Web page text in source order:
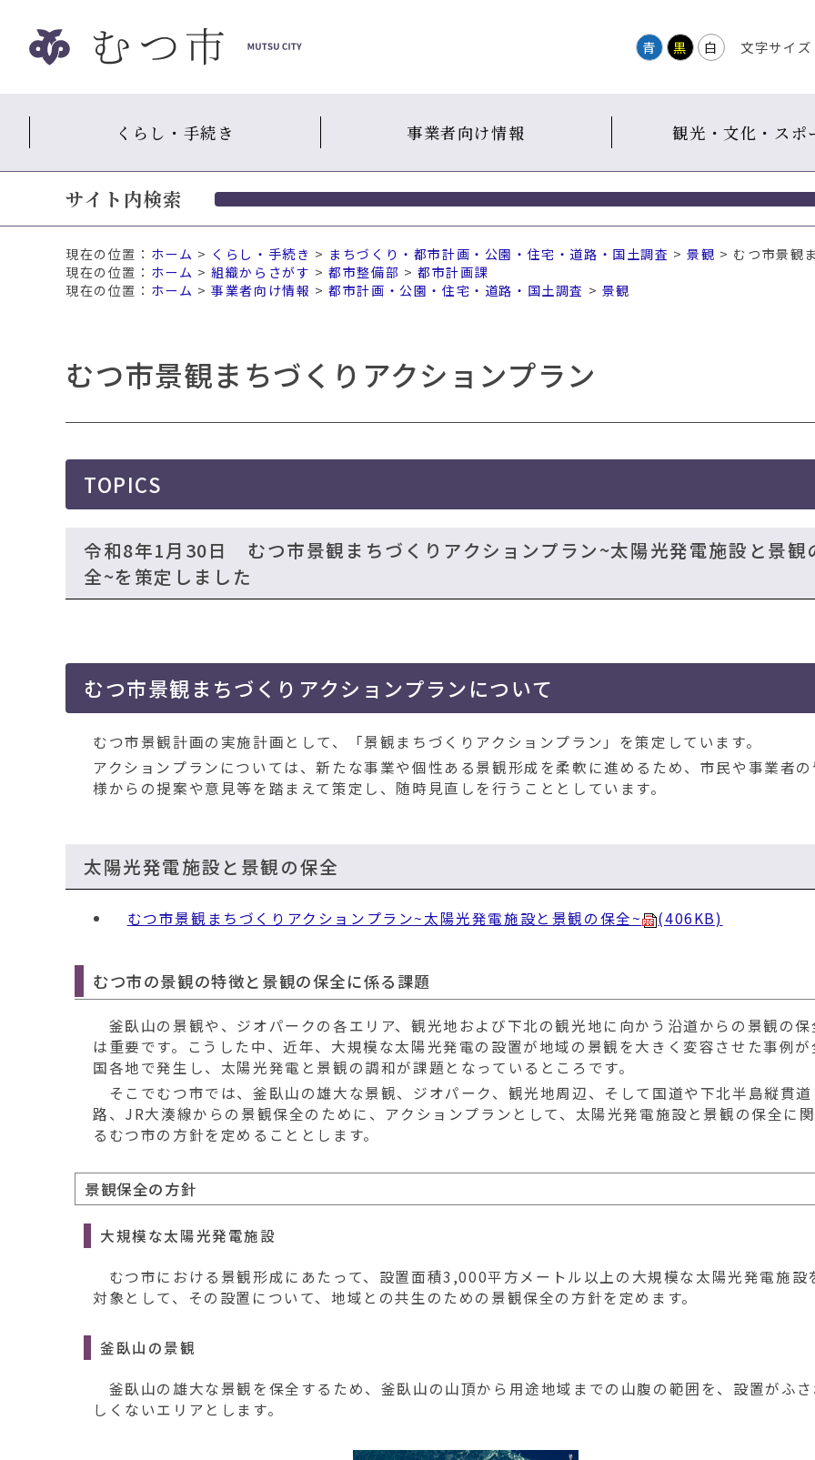
ッ
青 黒 白 文字サイズ
くらし・手続き 事業者向け情報 観光・文化・スポ
サイト内検索
現在の位置： ホーム > くらし・手続き > まちづくり・都市計画・公園・住宅・道路・国土調査 >景観 > むつ市景観
ホーム >組織からさがす >都市整備部 >都市計画課
ホーム >事業者向け情報 >都市計画・公園・住宅・道路・国土調査 > 景観
むつ市景観まちづくりアクションプラン
TOPICS
令和8年1月30日 むつ市景観まちづくりアクションプラン~太陽光発電施設と景観
全~を策定しました
むつ市景観まちづくりアクションプランについて
むつ市景観計画の実施計画として、「景観まちづくりアクションプラン」を策定しています。
アクションプランについては、新たな事業や個性ある景観形成を柔軟に進めるため、市民や事業者
様からの提案や意見等を踏まえて策定し、随時見直しを行うこととしています。
太陽光発電施設と景観の保全
むつ市景観まちづくりアクションプラン~太陽光発電施設と景観の保全~ (406KB)
むつ市の景観の特徴と景観の保全に係る課題
釜臥山の景観や、ジオパークの各エリア、観光地および下北の観光地に向かう沿道からの景観の保
は重要です。こうした中、近年、大規模な太陽光発電の設置が地域の景観を大きく変容させた事例
国各地で発生し、太陽光発電と景観の調和が課題となっているところです。
そこでむつ市では、釜臥山の雄大な景観、ジオパーク、観光地周辺、そして国道や下北半島縦貫道
路、JR大湊線からの景観保全のために、アクションプランとして、太陽光発電施設と景観の保全に
るむつ市の方針を定めることとします。
景観保全の方針
大規模な太陽光発電施設
むつ市における景観形成にあたって、設置面積3,000平方メートル以上の大規模な太陽光発電施設
対象として、その設置について、地域との共生のための景観保全の方針を定めます。
釜臥山の景観
釜臥山の雄大な景観を保全するため、釜臥山の山頂から用途地域までの山腹の範囲を、設置がふ
しくないエリアとします。